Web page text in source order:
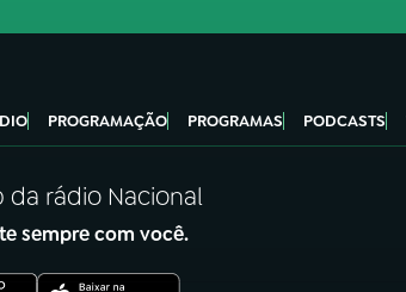
PROGRAMAÇÃO PROGRAMAS PODCASTS
da rádio Nacional
sempre com você.